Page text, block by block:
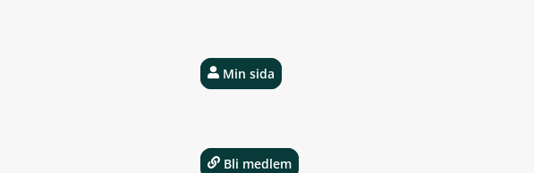
Min sida
Bli medlem